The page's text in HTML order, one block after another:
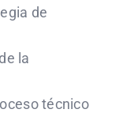
de
la
técnico